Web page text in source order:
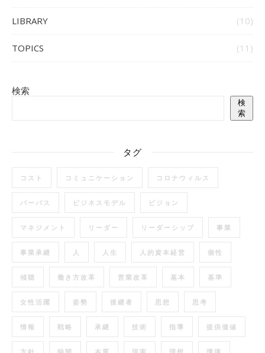
LIBRARY (10)
TOPICS (11)
検索
検
索
タグ
コスト コミュニケーション コロナウィルス
パーパス ビジネスモデル ビジョン
マネジメント リーダー リーダーシップ 事業
事業承継 人 人生 人的資本経営 個性
傾聴 働き方改革 営業改革 基本 基準
女性活躍 姿勢 後継者 思想 思考
情報 戦略 承継 技術 指導 提供価値